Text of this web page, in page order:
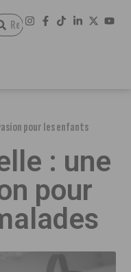
pour les enfants
: une
pour